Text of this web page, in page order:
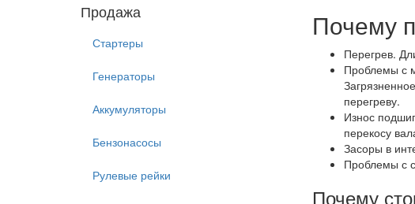
Продажа
Стартеры
Генераторы
Аккумуляторы
Бензонасосы
Рулевые рейки
Почему
Перегрев.
Проблемы с
перегреву.
Износ
перекосу
Засоры в
Проблемы с
Почему